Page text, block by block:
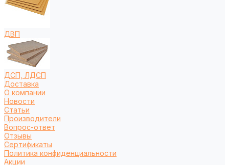
ДВП
ДСП, ЛДСП
Доставка
О компании
Новости
Статьи
Производители
Вопрос-ответ
Отзывы
Сертификаты
Политика конфиденциальности
Акции